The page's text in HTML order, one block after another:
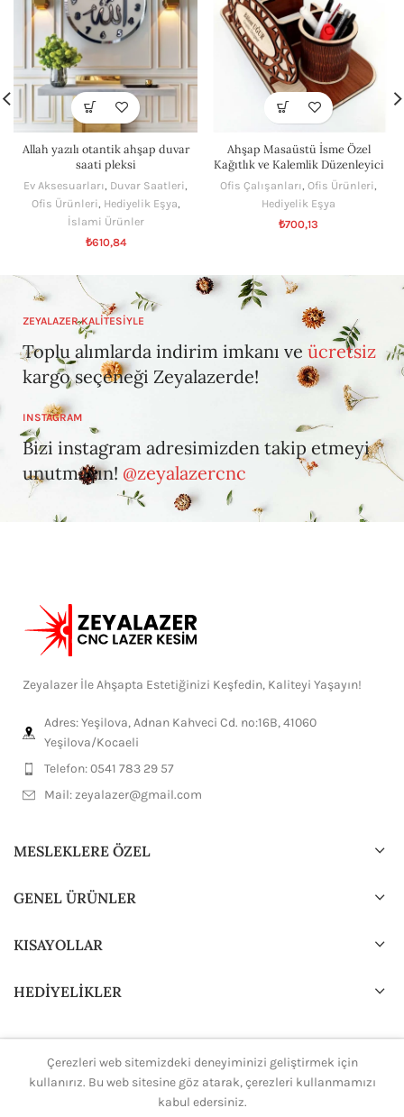
Allah yazılı otantik ahşap duvar
saati pleksi
Ev Aksesuarları Duvar Saatleri
Ofis Ürünleri Hediyelik Eşya
İslami Ürünler
₺610,84
Ahşap Masaüstü İsme Özel
Kağıtlık ve Kalemlik Düzenleyici
Ofis Çalışanları Ofis Ürünleri
Hediyelik Eşya
₺700,13
ZEYALAZER KALİTESİYLE
Toplu alımlarda indirim imkanı veücretsiz
kargo seçeneği Zeyalazerde!
INSTAGRAM
Bizi instagram adresimizden takip etmeyi
unutmayın! @zeyalazercnc
Zeyalazer İle Ahşapta Estetiğinizi Keşfedin, Kaliteyi Yaşayın!
Adres: Yeşilova, Adnan Kahveci Cd. no:16B, 41060
Yeşilova/Kocaeli
Telefon: 0541 783 29 57
Mail:zeyalazer@gmail.com
MESLEKLERE ÖZEL
GENEL ÜRÜNLER
KISAYOLLAR
HEDİYELİKLER
2024 Tasarım ve DizaynH.Ali.KTüm hakları saklıdır.
Çerezleri web sitemizdeki deneyiminizi geliştirmek için
kullanırız. Bu web sitesine göz atarak, çerezleri kullanmamızı
kabul edersiniz.